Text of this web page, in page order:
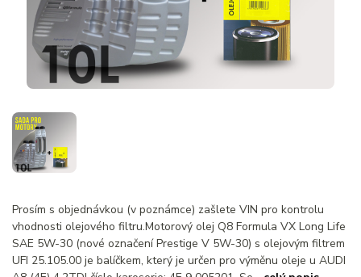
Prosím s objednávkou (v poznámce) zašlete VIN pro kontrolu
vhodnosti olejového filtru.Motorový olej Q8 Formula VX Long Life
SAE 5W-30 (nové označení Prestige V 5W-30) s olejovým filtrem
UFI 25.105.00 je balíčkem, který je určen pro výměnu oleje u AUDI